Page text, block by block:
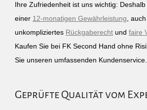
Ihre Zufriedenheit ist uns wichtig:
einer 12-monatigen Gewährleistung ,
unkompliziertes Rückgaberecht und faire
Kaufen Sie bei FK Second Hand ohne
Sie unseren umfassenden Kundenservice.
Geprüfte Qualität vom